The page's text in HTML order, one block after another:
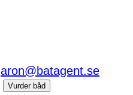
aron@batagent.se
Vurder båd